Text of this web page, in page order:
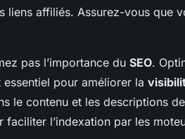
liens affiliés. Assurez-vous que
pas l’importance du SEO.
essentiel pour améliorer la
le contenu et les descriptions
faciliter l’indexation par les